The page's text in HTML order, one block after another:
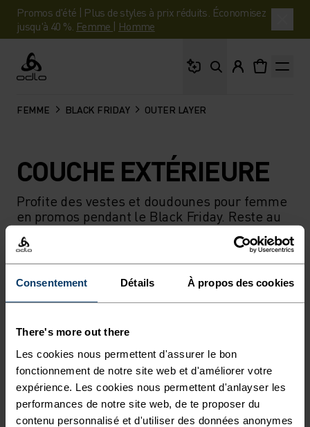
Consentement Détails À propos des cookies
There's more out there
Les cookies nous permettent d'assurer le bon
fonctionnement de notre site web et d'améliorer votre
expérience. Les cookies nous permettent d'anlayser les
performances de notre site web, de te proposer du
contenu personnalisé et d'utiliser des données anonymes
Promos d'été | Plus de styles à prix réduits. Économisez
jusqu'à 40 %. Femme | Homme
Odlo
FEMME BLACK FRIDAY OUTER LAYER
COUCHE EXTÉRIEURE
Profite des vestes et doudounes pour femme
en promos pendant le Black Friday. Reste au
chaud, au sec et à l’aise lors de tes sorties
running, randonnée ou ski.
FILTRER
AUCUN RÉSULTAT